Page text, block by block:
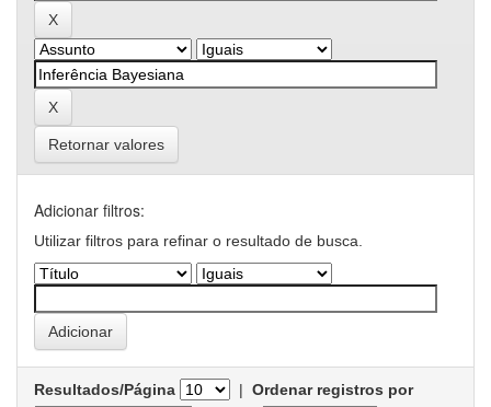
Retornar valores
Adicionar filtros:
Utilizar filtros para refinar o resultado de busca.
Resultados/Página | Ordenar registros por